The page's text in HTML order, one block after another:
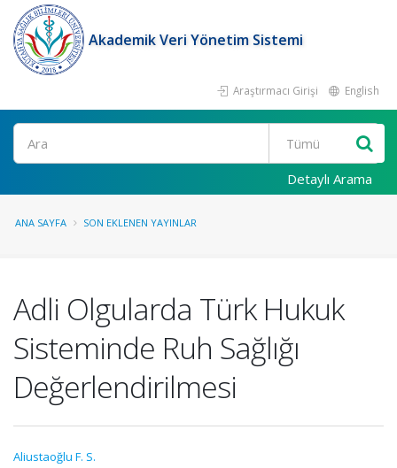
Akademik Veri Yönetim Sistemi
Araştırmacı Girişi English
Ara
Detaylı Arama
ANA SAYFA SON EKLENEN YAYINLAR
Adli Olgularda Türk Hukuk
Sisteminde Ruh Sağlığı
Değerlendirilmesi
Aliustaoğlu F. S.